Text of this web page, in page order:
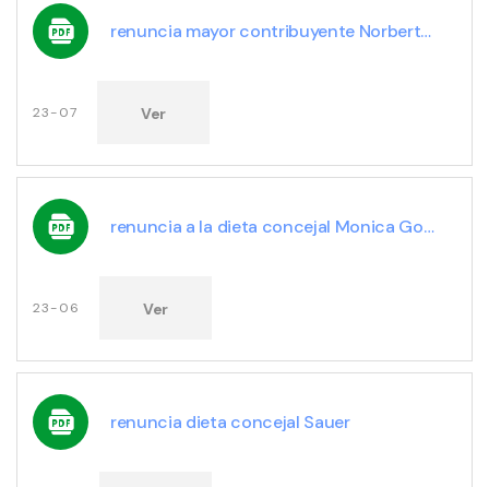
renuncia mayor contribuyente Norberto Del Arco
23-07 Ver
renuncia a la dieta concejal Monica Gonzalez
23-06 Ver
renuncia dieta concejal Sauer